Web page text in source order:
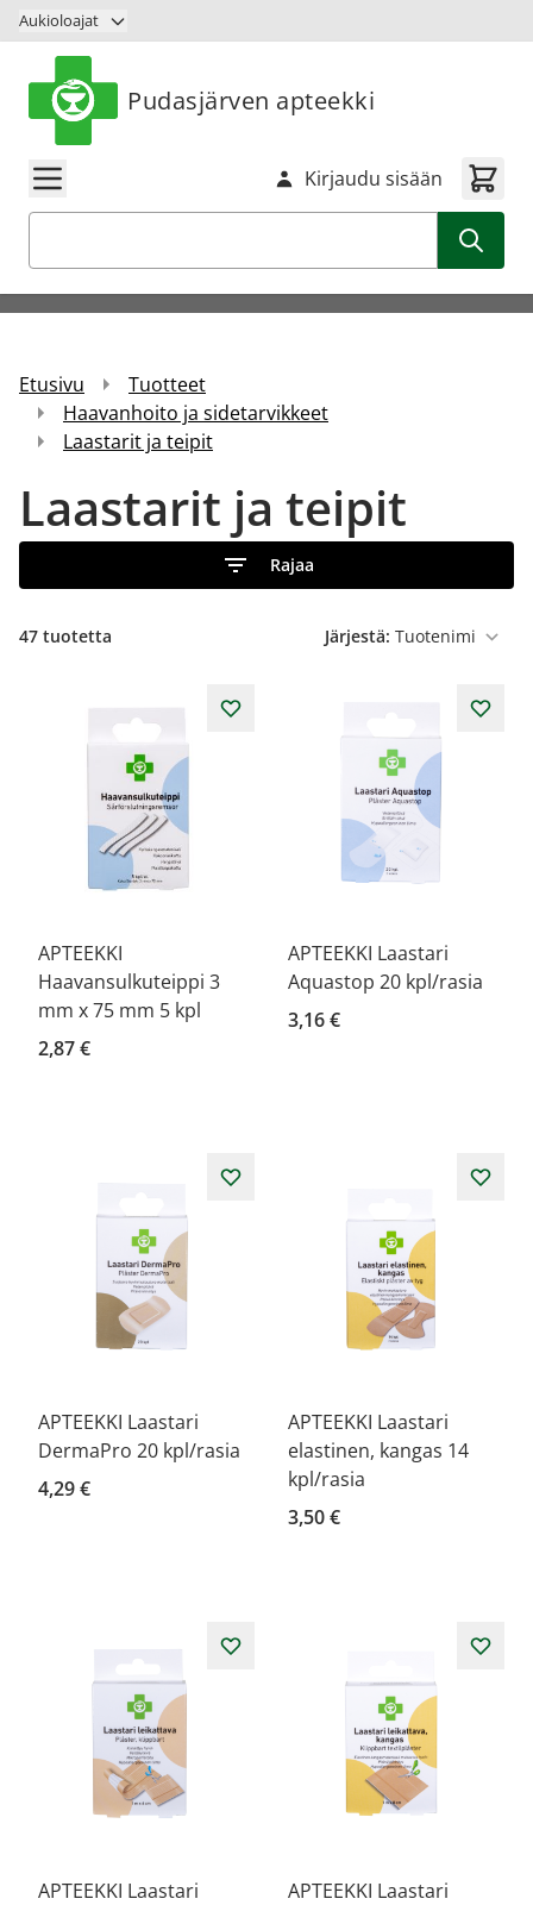
Siirry sisältöön
Aukioloajat
Pudasjärven apteekki
Kirjaudu sisään
Etusivu
Tuotteet
Haavanhoito ja sidetarvikkeet
Laastarit ja teipit
Laastarit ja teipit
Rajaa
47 tuotetta Järjestä:
APTEEKKI
Haavansulkuteippi 3
mm x 75 mm 5 kpl
2,87 €
APTEEKKI Laastari
Aquastop 20 kpl/rasia
3,16 €
APTEEKKI Laastari
DermaPro 20 kpl/rasia
4,29 €
APTEEKKI Laastari
elastinen, kangas 14
kpl/rasia
3,50 €
APTEEKKI Laastari
APTEEKKI Laastari